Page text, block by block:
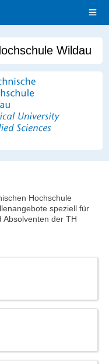
Open
Wildau
Hochschule
speziell für
Absolventen der TH